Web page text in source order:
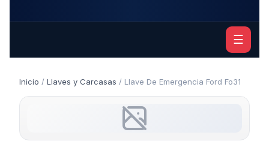
☰
Inicio / Llaves y Carcasas / Llave De Emergencia Ford Fo31